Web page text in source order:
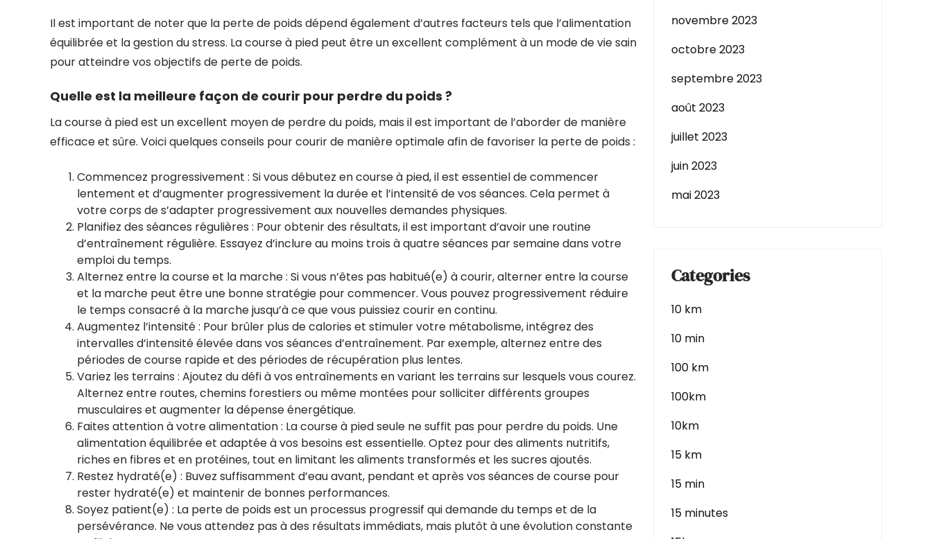
Il est important de noter que la perte de poids dépend également d’autres facteurs tels que l’alimentation
équilibrée et la gestion du stress. La course à pied peut être un excellent complément à un mode de vie sain
pour atteindre vos objectifs de perte de poids.
Quelle est la meilleure façon de courir pour perdre du poids ?
La course à pied est un excellent moyen de perdre du poids, mais il est important de l’aborder de manière
efficace et sûre. Voici quelques conseils pour courir de manière optimale afin de favoriser la perte de poids :
Commencez progressivement : Si vous débutez en course à pied, il est essentiel de commencer
lentement et d’augmenter progressivement la durée et l’intensité de vos séances. Cela permet à
votre corps de s’adapter progressivement aux nouvelles demandes physiques.
Planifiez des séances régulières : Pour obtenir des résultats, il est important d’avoir une routine
d’entraînement régulière. Essayez d’inclure au moins trois à quatre séances par semaine dans votre
emploi du temps.
Alternez entre la course et la marche : Si vous n’êtes pas habitué(e) à courir, alterner entre la course
et la marche peut être une bonne stratégie pour commencer. Vous pouvez progressivement réduire
le temps consacré à la marche jusqu’à ce que vous puissiez courir en continu.
Augmentez l’intensité : Pour brûler plus de calories et stimuler votre métabolisme, intégrez des
intervalles d’intensité élevée dans vos séances d’entraînement. Par exemple, alternez entre des
périodes de course rapide et des périodes de récupération plus lentes.
Variez les terrains : Ajoutez du défi à vos entraînements en variant les terrains sur lesquels vous courez.
Alternez entre routes, chemins forestiers ou même montées pour solliciter différents groupes
musculaires et augmenter la dépense énergétique.
Faites attention à votre alimentation : La course à pied seule ne suffit pas pour perdre du poids. Une
alimentation équilibrée et adaptée à vos besoins est essentielle. Optez pour des aliments nutritifs,
riches en fibres et en protéines, tout en limitant les aliments transformés et les sucres ajoutés.
Restez hydraté(e) : Buvez suffisamment d’eau avant, pendant et après vos séances de course pour
rester hydraté(e) et maintenir de bonnes performances.
Soyez patient(e) : La perte de poids est un processus progressif qui demande du temps et de la
persévérance. Ne vous attendez pas à des résultats immédiats, mais plutôt à une évolution constante
novembre 2023
octobre 2023
septembre 2023
août 2023
juillet 2023
juin 2023
mai 2023
Categories
10 km
10 min
100 km
100km
10km
15 km
15 min
15 minutes